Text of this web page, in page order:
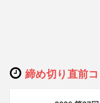
締め切り直前